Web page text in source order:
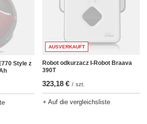
Style z
AUSVERKAUFT
Robot odkurzacz I-Robot Braava
390T
323,18 € / szt.
+ Auf die vergleichsliste